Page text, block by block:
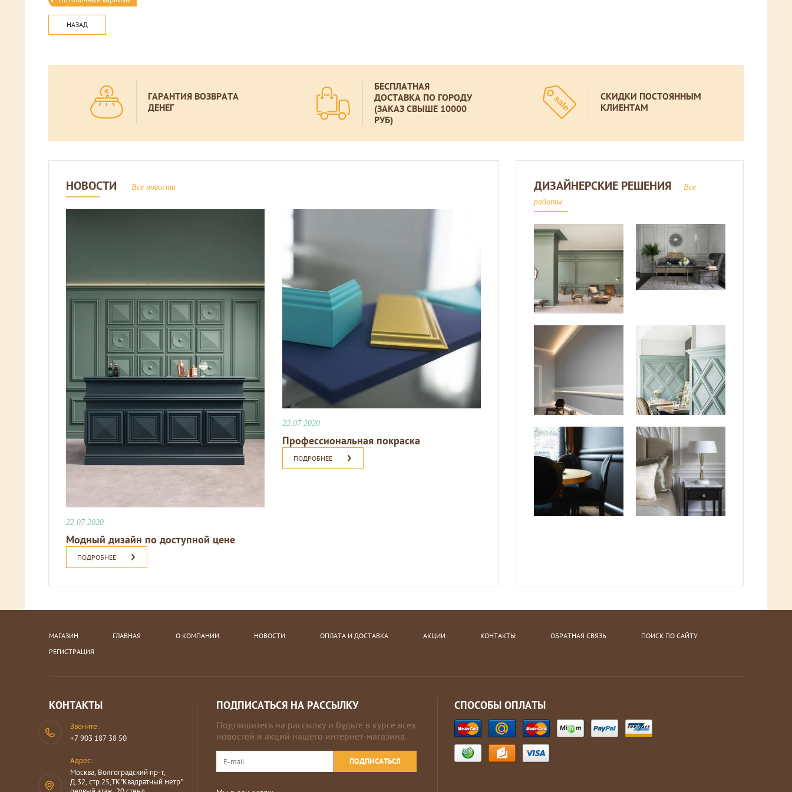
НАЗАД
ГАРАНТИЯ ВОЗВРАТА
ДЕНЕГ
БЕСПЛАТНАЯ
ДОСТАВКА ПО ГОРОДУ
(ЗАКАЗ СВЫШЕ 10000
РУБ)
СКИДКИ ПОСТОЯННЫМ
КЛИЕНТАМ
НОВОСТИ Все новости
22.07.2020
Модный дизайн по доступной цене
ПОДРОБНЕЕ
22.07.2020
Профессиональная покраска
ПОДРОБНЕЕ
ДИЗАЙНЕРСКИЕ РЕШЕНИЯ
Все
работы
МАГАЗИН ГЛАВНАЯ О КОМПАНИИ НОВОСТИ ОПЛАТА И ДОСТАВКА АКЦИИ КОНТАКТЫ ОБРАТНАЯ СВЯЗЬ
ПОИСК ПО САЙТУ
РЕГИСТРАЦИЯ
КОНТАКТЫ
Звоните:
+7 903 187 38 50
Адрес:
Москва, Волгоградский пр-т,
Д.32, стр.25,ТК"Квадратный метр"
ПОДПИСАТЬСЯ НА РАССЫЛКУ
Подпишитесь на рассылку и будьте в курсе всех
новостей и акций нашего интернет-магазина.
ПОДПИСАТЬСЯ
СПОСОБЫ ОПЛАТЫ